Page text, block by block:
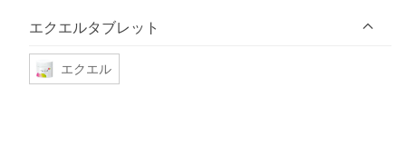
エクエルタブレット
エクエル